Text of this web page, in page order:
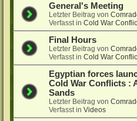
General's Meeting
Letzter Beitrag von
Verfasst inCold War
Final Hours
Letzter Beitrag von
Verfasst inCold War
Egyptian forces
Cold War Conflicts :
Sands
Letzter Beitrag von
Verfasst inVideos